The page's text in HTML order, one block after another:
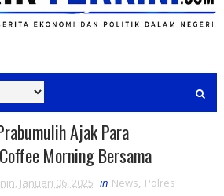
Ajak Para
Morning Bersama
Januari 06, 2025 in News, Polres